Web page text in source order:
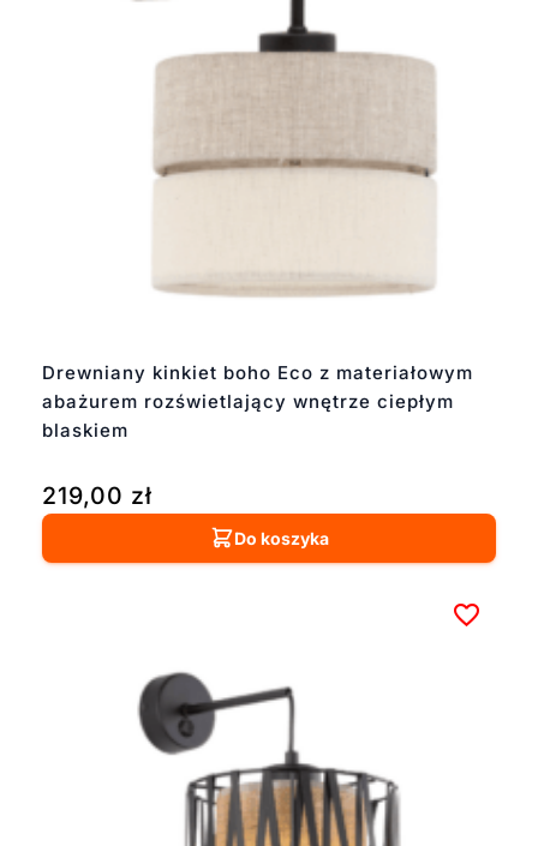
Drewniany kinkiet boho Eco z materiałowym
abażurem rozświetlający wnętrze ciepłym
blaskiem
219,00 zł
Do koszyka